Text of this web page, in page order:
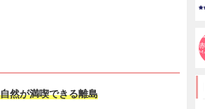
然が満喫できる離島